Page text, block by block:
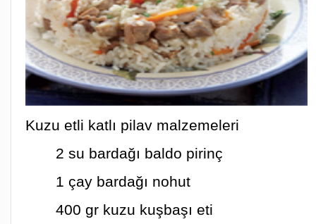
Kuzu etli katlı pilav malzemeleri
2 su bardağı baldo pirinç
1 çay bardağı nohut
400 gr kuzu kuşbaşı eti